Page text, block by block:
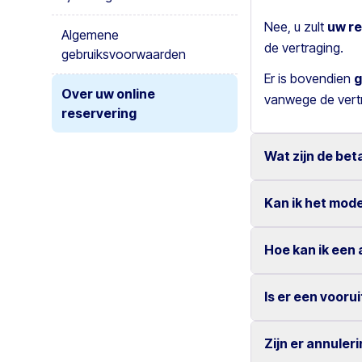
Algemene
gebruiksvoorwaarden
Over uw online
reservering
Nee, u zult uw
de vertraging.
Er is bovendien
vanwege de
Wat zijn de
De huurbetaling
Wij accepteren
Alle
versleuteling
Kan ik het
Zoals bij alle
In de
vergelijkbare of
Hoe kan ik
Vul het formulier
Is er een
Alle huurprijzen
Zijn er